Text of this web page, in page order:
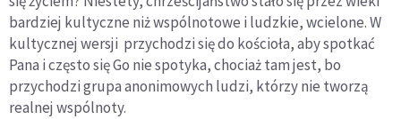
bardziej kultyczne niż wspólnotowe i ludzkie, wcielone. W
kultycznej wersji przychodzi się do kościoła, aby spotkać
Pana i często się Go nie spotyka, chociaż tam jest, bo
przychodzi grupa anonimowych ludzi, którzy nie tworzą
realnej wspólnoty.